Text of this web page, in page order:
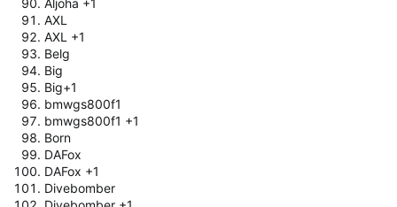
AXL
AXL +1
Belg
Big
Big+1
bmwgs800f1
bmwgs800f1 +1
Born
DAFox
DAFox +1
Divebomber